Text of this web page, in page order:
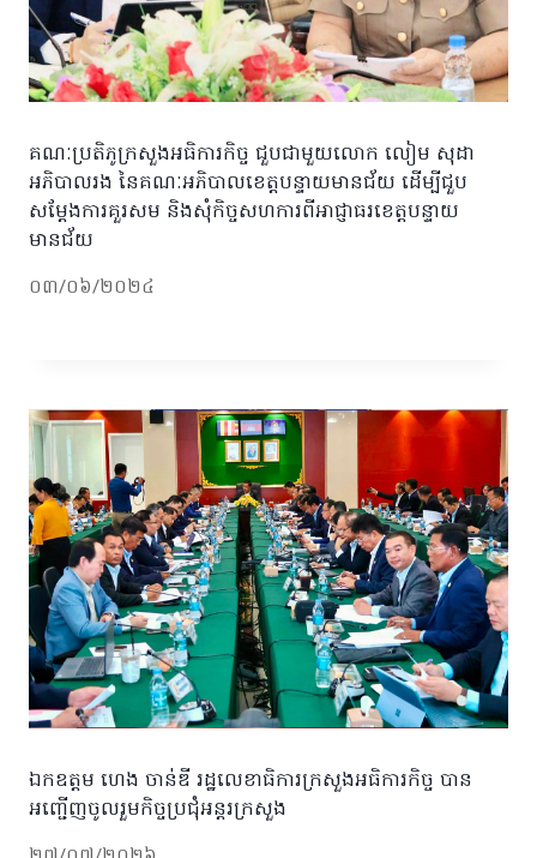
គណៈប្រតិភូក្រសួងអធិការកិច្ច ជួបជាមួយលោក លៀម សុដា
អភិបាលរង នៃគណៈអភិបាលខេត្តបន្ទាយមានជ័យ ដើម្បីជួប
សម្តែងការគួរសម និងសុំកិច្ចសហការពីអាជ្ញាធរខេត្តបន្ទាយ
មានជ័យ
០៣/០៦/២០២៤
ឯកឧត្តម ហេង ចាន់ឌី រដ្ឋលេខាធិការក្រសួងអធិការកិច្ច បាន
អញ្ជើញចូលរួមកិច្ចប្រជុំអន្តរក្រសួង